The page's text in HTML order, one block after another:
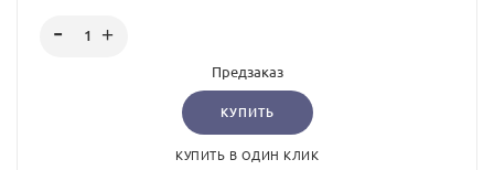
Предзаказ
КУПИТЬ
КУПИТЬ В ОДИН КЛИК